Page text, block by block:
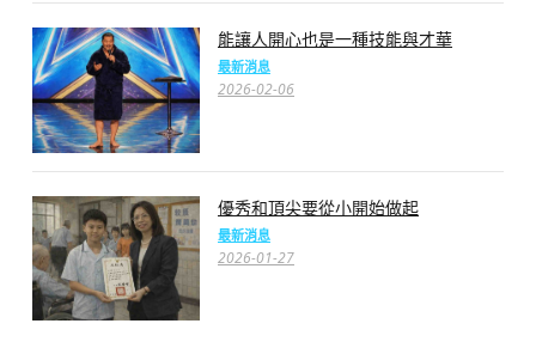
能讓人開心也是一種技能與才華
最新消息
2026-02-06
優秀和頂尖要從小開始做起
最新消息
2026-01-27